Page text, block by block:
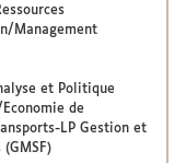
Management
et Politique
de
LP Gestion et